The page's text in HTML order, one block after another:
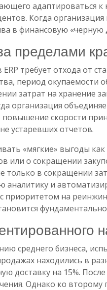
адаптироваться
Когда
в финансовую «черную
пределами
требует отхода от
период окупаемости
затрат на хранение
организация
повышение скорости
устаревших отчетов.
«мягкие» выгоды
или о сокращении
только в сокращении
аналитику и
приоритетом на
среднего бизнеса,
находились в
доставку на 15%.
Однако ко